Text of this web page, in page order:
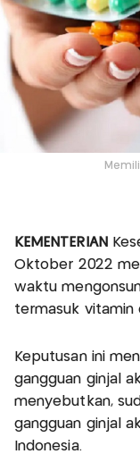
KEMENTERIAN
Oktober 2022
waktu
termasuk vitamin
Keputusan ini
gangguan ginjal
menyebutkan,
gangguan ginjal
Indonesia.